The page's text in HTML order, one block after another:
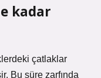
kadar
çatlaklar
Bu süre zarfında